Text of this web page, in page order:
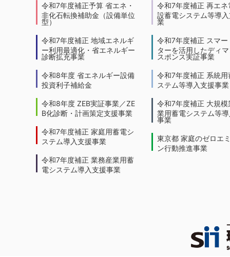
令和7年度補正予算 省エネ・
非化石転換補助金（設備単位
型）
令和7年度補正 地域エネルギ
ー利用最適化・省エネルギー
診断拡充事業
令和8年度 省エネルギー設備
投資利子補給金
令和8年度 ZEB実証事業／ZE
B化診断・計画策定支援事業
令和7年度補正 家庭用蓄電シ
ステム導入支援事業
令和7年度補正 業務産業用蓄
電システム導入支援事業
令和7年度補正 再エネ
設蓄電システム等導
業
令和7年度補正 スマー
ターを活用したディ
スポンス実証事業
令和7年度補正 系統用
ステム等導入支援事業
令和7年度補正 大規模
業用蓄電システム等
事業
東京都 家庭のゼロエ
ン行動推進事業